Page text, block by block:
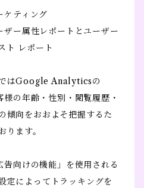
ティング
ー属性レポートとユーザー
ト レポート
はGoogle Analyticsの
の年齢・性別・閲覧履歴・
傾向をおおよそ把握するた
ります。
向けの機能」を使用される
定によってトラッキングを